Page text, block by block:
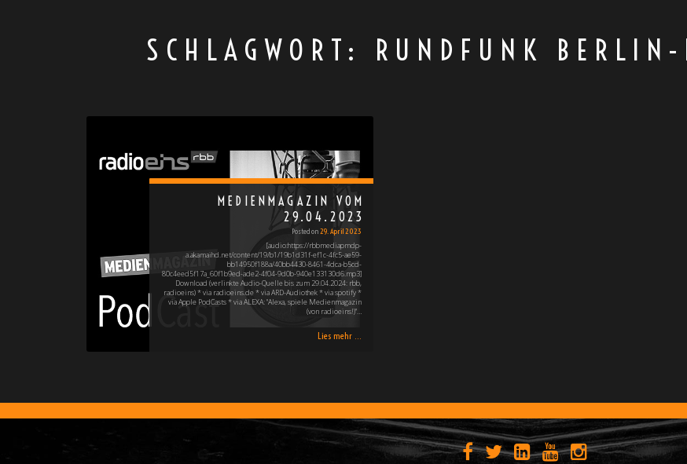
SCHLAGWORT: RUNDFUNK BERLIN-
MEDIENMAGAZIN VOM
29.04.2023
Posted on29. April 2023
[audio:https://rbbmediapmdp-
a.akamaihd.net/content/19/b1/19b1d31f-ef1c-4fc5-ae59-
bb14950f188a/40bb4430-8461-4dca-b5cd-
80c4eed5f17a_60f1b9ed-ade2-4f04-9d0b-940e133130d6.mp3]
Download (verlinkte Audio-Quelle bis zum 29.04.2024: rbb,
radioeins) * via radioeins.de * via ARD-Audiothek * via spotify *
via Apple PodCasts * via ALEXA: "Alexa, spiele Medienmagazin
(von radioeins!)"…
Lies mehr ...